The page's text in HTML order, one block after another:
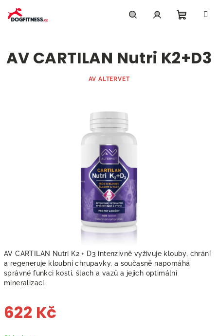
obsah
košík
AV CARTILAN Nutri K2 + D3 intenzivně vyživuje klouby, chrání
a regeneruje kloubní chrupavky, a současně napomáhá
správné funkci kostí, šlach a vazů a jejich optimální
mineralizaci.
622 Kč
AV CARTILAN Nutri K2+D3
AV ALTERVET